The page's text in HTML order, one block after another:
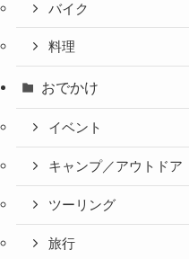
バイク
料理
おでかけ
イベント
キャンプ／アウトドア
ツーリング
旅行